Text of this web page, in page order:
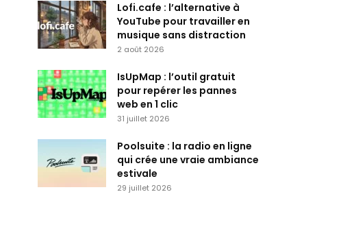
Lofi.cafe : l’alternative à
YouTube pour travailler en
musique sans distraction
2 août 2026
IsUpMap : l’outil gratuit
pour repérer les pannes
web en 1 clic
31 juillet 2026
Poolsuite : la radio en ligne
qui crée une vraie ambiance
estivale
29 juillet 2026